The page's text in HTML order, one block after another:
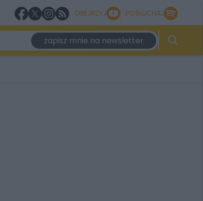
OBEJRZYJ POSŁUCHAJ
zapisz mnie na newsletter